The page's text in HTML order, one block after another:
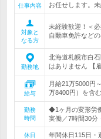
仕事内容
お任せします。
対象と
なる方
未経験歓迎！＜
自動車免許など
勤務地
北海道札幌市白
はありません 【
給与
月給21万5000円
万8400円）を含
勤務
時間
◆1ヶ月の変形労
実働／7時間30分
休日
年間休日115日・